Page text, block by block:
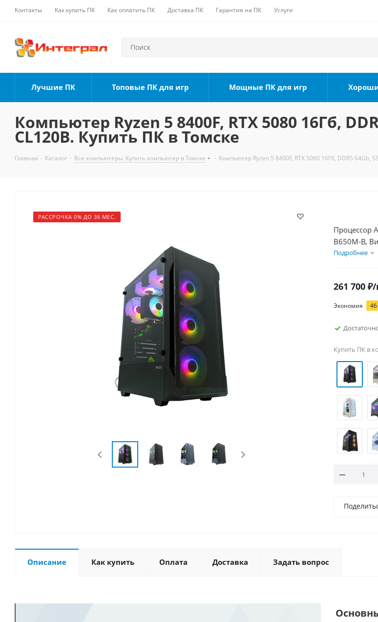
Контакты Как купить ПК Как оплатить ПК Доставка ПК Гарантия на ПК Услуги
Лучшие ПК Топовые ПК для игр Мощные ПК для игр
Компьютер Ryzen 5 8400F, RTX 5080 16Гб,
CL120B. Купить ПК в Томске
Главная - Каталог - Все компьютеры. Купить компьютер в Томске - Компьютер Ryzen 5 8400F, RTX 5080 16Гб, DDR5 64Gb,
РАССРОЧКА 0% ДО 36 МЕС.
Процессор
B650M-B,
850Вт
Подробнее
261 700 ₽/
Экономия
Купить ПК в
Описание Как купить Оплата Доставка Задать вопрос